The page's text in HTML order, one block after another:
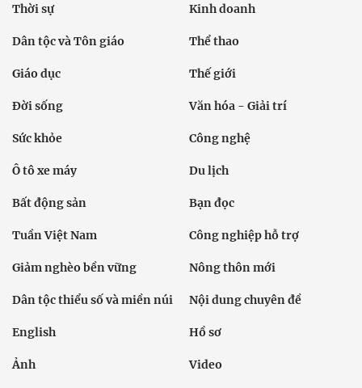
Thời sự Kinh doanh
Dân tộc và Tôn giáo Thể thao
Giáo dục Thế giới
Đời sống Văn hóa - Giải trí
Sức khỏe Công nghệ
Ô tô xe máy Du lịch
Bất động sản Bạn đọc
Tuần Việt Nam Công nghiệp hỗ trợ
Giảm nghèo bền vững Nông thôn mới
Dân tộc thiểu số và miền núi Nội dung chuyên đề
English Hồ sơ
Ảnh Video